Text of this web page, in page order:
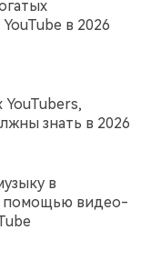
в 2026
YouTubers,
знать в 2026
в
помощью видео-